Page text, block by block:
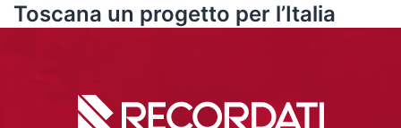
Toscana un progetto per l’Italia